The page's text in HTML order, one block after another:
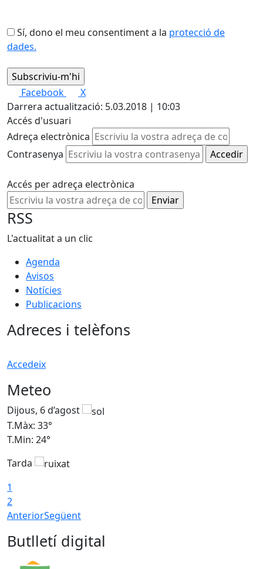
Sí, dono el meu consentiment a la protecció de
dades.
Facebook
X
Darrera actualització: 5.03.2018 | 10:03
Accés d'usuari
Adreça electrònica
Contrasenya
Accés per adreça electrònica
RSS
L'actualitat a un clic
Agenda
Avisos
Notícies
Publicacions
Adreces i telèfons
Accedeix
Meteo
Dijous, 6 d’agost
T.Màx: 33°
T.Min: 24°
Tarda
1
2
AnteriorSegüent
Butlletí digital